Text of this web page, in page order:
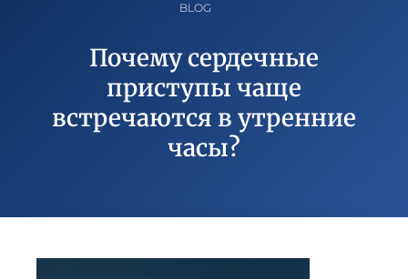
BLOG
Почему сердечные
приступы чаще
встречаются в утренние
часы?